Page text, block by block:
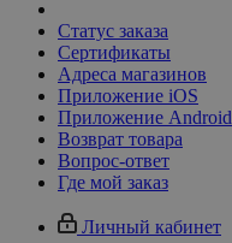
Статус заказа
Сертификаты
Адреса магазинов
Приложение iOS
Приложение Android
Возврат товара
Вопрос-ответ
Где мой заказ
Личный кабинет